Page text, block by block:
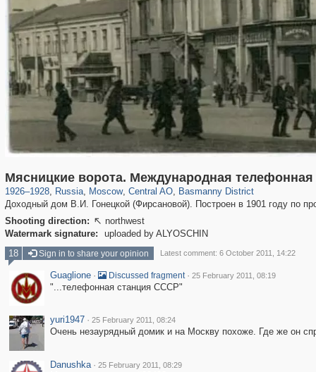
Мясницкие ворота. Международная
1926–1928, Russia
1,407,363 29,248
, Moscow
319,882 8,286
, Central AO
160,021 5,916
, Basmanny District
13,204 520
Доходный дом В.И. Гонецкой (Фирсановой). Построен в 1901 году по
Shooting direction:  northwest
Watermark signature:
uploaded by ALYOSCHIN
18 Sign in to share your opinion Latest comment: 6 October 2011, 14:22
Guaglione · Discussed fragment · 25 February 2011, 08:19
"...телефонная станция СССР"
yuri1947 · 25 February 2011, 08:24
Очень незаурядный домик и на Москву похоже. Где же он
Danushka · 25 February 2011, 08:29